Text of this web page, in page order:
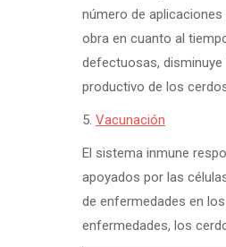
número de
obra en cuanto al
defectuosas,
productivo de los
5. Vacunación
El sistema inmune
apoyados por las
de enfermedades en
enfermedades, los